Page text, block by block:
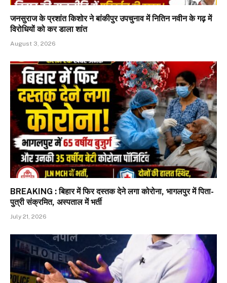
जनसुराज के प्रशांत किशोर ने बांकीपुर उपचुनाव में नितिन नवीन के गढ़ में
विरोधियों को कर डाला शांत
August 3, 2026
BREAKING : बिहार में फिर दस्तक देने लगा कोरोना, भागलपुर में पिता-
पुत्री संक्रमित, अस्पताल में भर्ती
July 21, 2026